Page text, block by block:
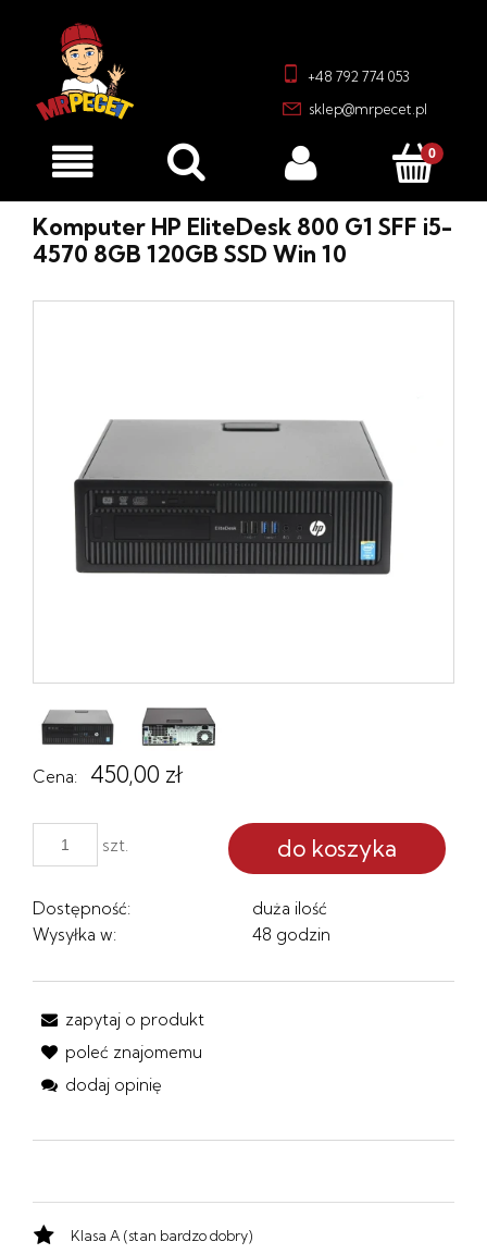
+48 792 774 053
sklep@mrpecet.pl
Komputer HP EliteDesk 800 G1 SFF i5-
4570 8GB 120GB SSD Win 10
Cena: 450,00 zł
szt. do koszyka
Dostępność:
duża ilość
Wysyłka w:
48 godzin
zapytaj o produkt
poleć znajomemu
dodaj opinię
Klasa A (stan bardzo dobry)